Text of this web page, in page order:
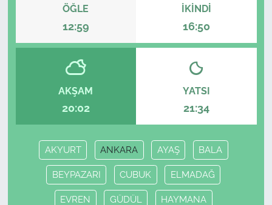
ÖĞLE
12:59
İKINDI
16:50
AKŞAM
20:02
YATSI
21:34
AKYURT ANKARA AYAŞ BALA
BEYPAZARI CUBUK ELMADAĞ
EVREN GÜDÜL HAYMANA